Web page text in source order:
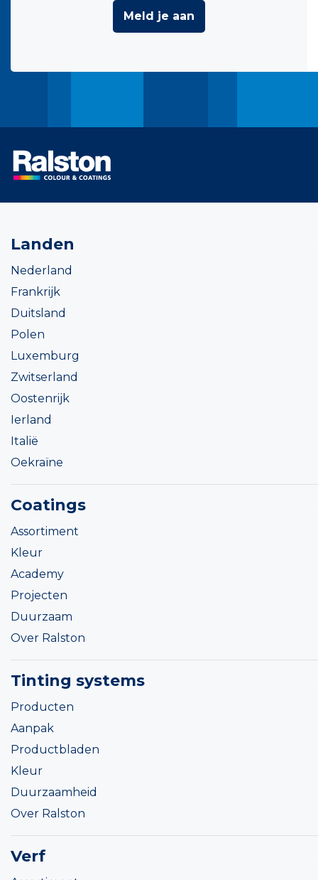
Meld je aan
Landen
Nederland
Frankrijk
Duitsland
Polen
Luxemburg
Zwitserland
Oostenrijk
Ierland
Italië
Oekraïne
Coatings
Assortiment
Kleur
Academy
Projecten
Duurzaam
Over Ralston
Tinting systems
Producten
Aanpak
Productbladen
Kleur
Duurzaamheid
Over Ralston
Verf